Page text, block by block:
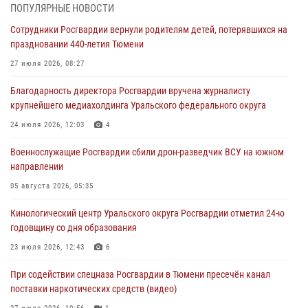
07 августа 2026, 10:57 5
Память военнослужащих, погибших в разные годы при исполнении
воинского долга, почтили в кинологическом центре Уральского
округа Росгвардии
Росгвардейцы в Тюменской области знакомят детей со своей
службой и напоминают о мерах безопасности
Росгвардейцы приняли участие в фотопроекте «Прогуляемся по
Тюменской области» в рамках акции «Храним огонь Победы»
Росгвардейцы в Тюменской области почтили память генерала
армии Ивана Кирилловича Яковлева
ПОПУЛЯРНЫЕ НОВОСТИ
Сотрудники Росгвардии вернули родителям детей, потерявшихся на
праздновании 440-летия Тюмени
27 июля 2026, 08:27
Благодарность директора Росгвардии вручена журналисту
крупнейшего медиахолдинга Уральского федерального округа
24 июля 2026, 12:03 4
Военнослужащие Росгвардии сбили дрон-разведчик ВСУ на южном
направлении
05 августа 2026, 05:35
Кинологический центр Уральского округа Росгвардии отметил 24-ю
годовщину со дня образования
23 июля 2026, 12:43 6
При содействии спецназа Росгвардии в Тюмени пресечён канал
поставки наркотических средств (видео)